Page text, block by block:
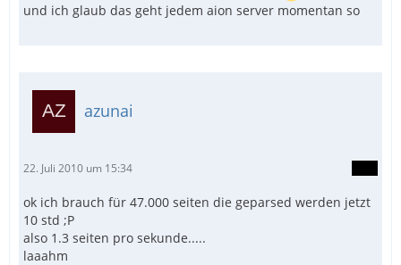
und ich glaub das geht jedem aion server momentan so
azunai
22. Juli 2010 um 15:34
ok ich brauch für 47.000 seiten die geparsed werden jetzt
10 std ;P
also 1.3 seiten pro sekunde.....
laaahm